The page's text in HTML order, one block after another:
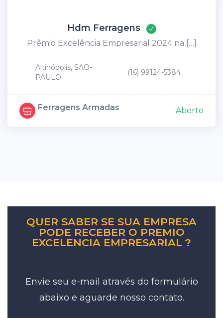
Hdm Ferragens
Prêmio Excelência Empresarial 2024 na […]
Altinópolis, SAO-
PAULO
(16) 99124-5384
Ferragens Armadas Aberto
QUER SABER SE SUA EMPRESA
PODE RECEBER O PREMIO
EXCELENCIA EMPRESARIAL ?
Envie seu e-mail através do formulário
abaixo e aguarde nosso contato.